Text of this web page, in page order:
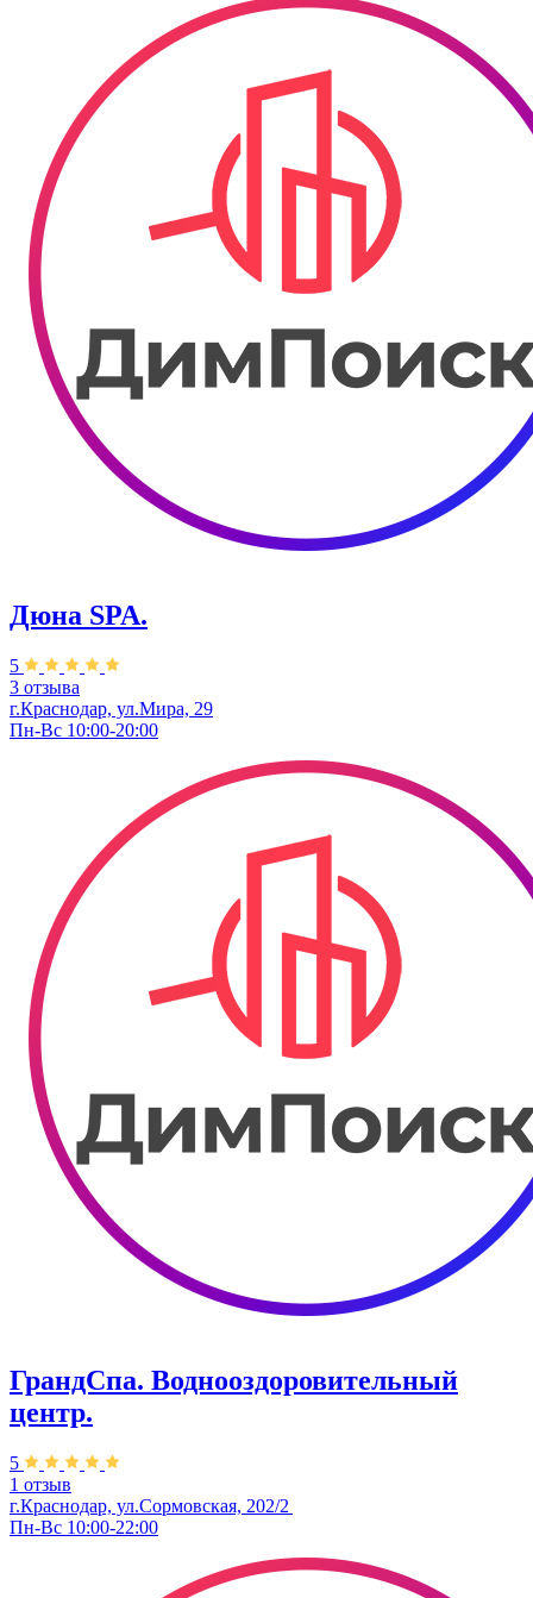
Дюна SPA.
5
3 отзыва
г.Краснодар, ул.Мира, 29
Пн-Вс 10:00-20:00
ГрандСпа. Воднооздоровительный
центр.
5
1 отзыв
г.Краснодар, ул.Сормовская, 202/2
Пн-Вс 10:00-22:00